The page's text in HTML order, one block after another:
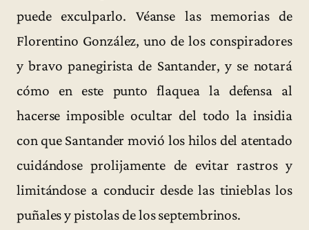
puede exculparlo. Véanse las memorias de
Florentino González, uno de los conspiradores
y bravo panegirista de Santander, y se notará
cómo en este punto flaquea la defensa al
hacerse imposible ocultar del todo la insidia
con que Santander movió los hilos del atentado
cuidándose prolijamente de evitar rastros y
limitándose a conducir desde las tinieblas los
puñales y pistolas de los septembrinos.